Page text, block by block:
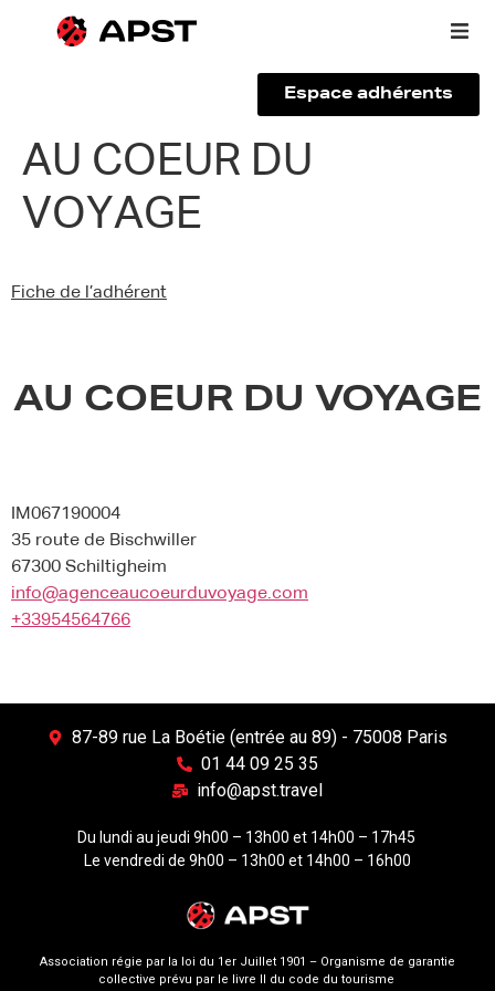
Qui sommes-nous ?
Vous êtes un voyageur
Espace adhérents
AU COEUR DU
VOYAGE
Fiche de l’adhérent
AU COEUR DU VOYAGE
IM067190004
35 route de Bischwiller
67300 Schiltigheim
info@agenceaucoeurduvoyage.com
+33954564766
87-89 rue La Boétie (entrée au 89) - 75008 Paris
01 44 09 25 35
info@apst.travel
Du lundi au jeudi 9h00 – 13h00 et 14h00 – 17h45
Le vendredi de 9h00 – 13h00 et 14h00 – 16h00
Association régie par la loi du 1er Juillet 1901 – Organisme de garantie
collective prévu par le livre II du code du tourisme